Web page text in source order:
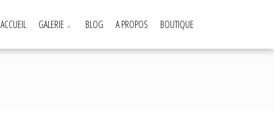
ACCUEIL GALERIE BLOG A PROPOS BOUTIQUE